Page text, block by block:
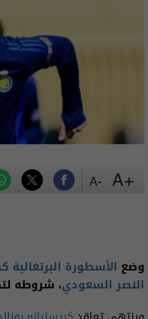
وضع الأسطورة البرتغالية
النصر السعودي، شروطه
+A
-A